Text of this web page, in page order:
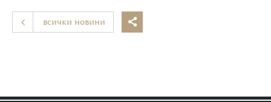
всички новини 